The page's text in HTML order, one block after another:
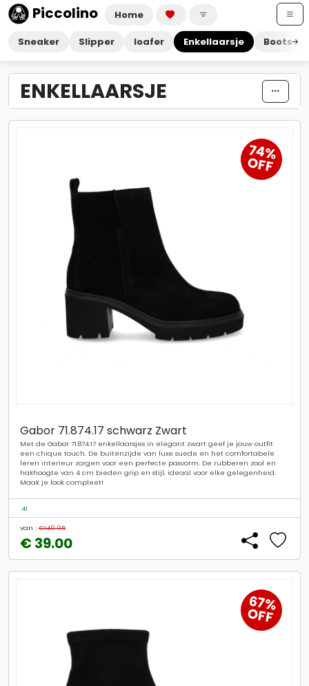
Piccolino Home
Sneaker Slipper loafer Enkellaarsje Boots
ENKELLAARSJE
74%
OFF
Gabor 71.874.17 schwarz Zwart
Met de Gabor 71.874.17 enkellaarsjes in elegant zwart geef je jouw outfit
een chique touch. De buitenzijde van luxe suede en het comfortabele
leren interieur zorgen voor een perfecte pasvorm. De rubberen zool en
hakhoogte van 4 cm bieden grip en stijl, ideaal voor elke gelegenheid.
Maak je look compleet!
41
van : €149.95
€ 39.00
67%
OFF